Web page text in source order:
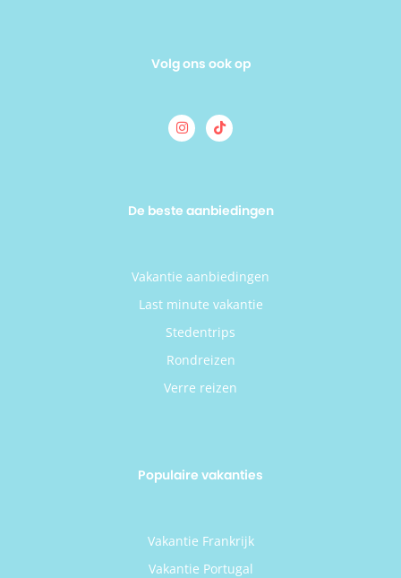
Volg ons ook op
De beste aanbiedingen
Vakantie aanbiedingen
Last minute vakantie
Stedentrips
Rondreizen
Verre reizen
Populaire vakanties
Vakantie Frankrijk
Vakantie Portugal